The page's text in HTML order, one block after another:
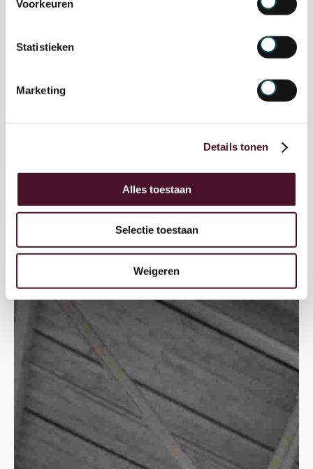
Voorkeuren
Statistieken
Marketing
Details tonen
Alles toestaan
Selectie toestaan
Weigeren